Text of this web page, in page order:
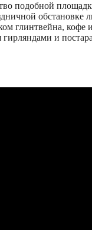
подобной
глинтвейна, кофе
и